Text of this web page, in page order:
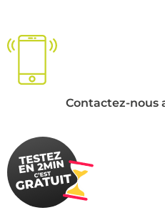
Contactez-nous